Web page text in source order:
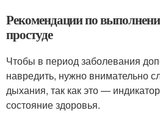
Рекомендации по
простуде
Чтобы в период заболевания
навредить, нужно внимательно
дыхания, так как это —
состояние здоровья.